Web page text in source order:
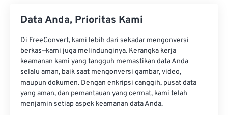
Data Anda, Prioritas Kami
Di FreeConvert, kami lebih dari sekadar mengonversi
berkas—kami juga melindunginya. Kerangka kerja
keamanan kami yang tangguh memastikan data Anda
selalu aman, baik saat mengonversi gambar, video,
maupun dokumen. Dengan enkripsi canggih, pusat data
yang aman, dan pemantauan yang cermat, kami telah
menjamin setiap aspek keamanan data Anda.